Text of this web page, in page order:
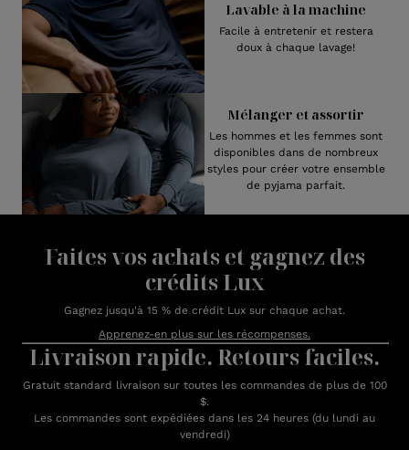
Lavable à la machine
Facile à entretenir et restera
doux à chaque lavage!
Mélanger et assortir
Les hommes et les femmes sont
disponibles dans de nombreux
styles pour créer votre ensemble
de pyjama parfait.
Faites vos achats et gagnez des
crédits Lux
Gagnez jusqu'à 15 % de crédit Lux sur chaque achat.
Apprenez-en plus sur les récompenses.
Livraison rapide. Retours faciles.
Gratuit standard livraison sur toutes les commandes de plus de 100
$.
Les commandes sont expédiées dans les 24 heures (du lundi au
vendredi)